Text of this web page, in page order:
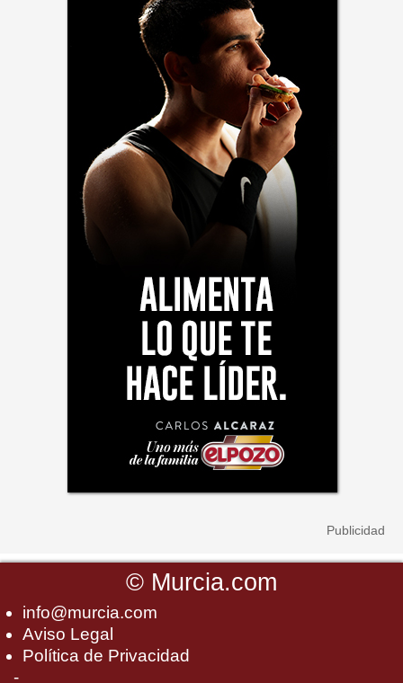
© Murcia.com
info@murcia.com
Aviso Legal
Política de Privacidad
-